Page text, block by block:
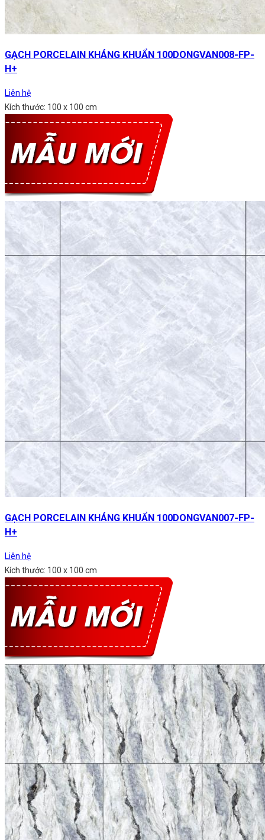
GẠCH PORCELAIN KHÁNG KHUẨN 100DONGVAN008-FP-
H+
Liên hệ
Kích thước: 100 x 100 cm
GẠCH PORCELAIN KHÁNG KHUẨN 100DONGVAN007-FP-
H+
Liên hệ
Kích thước: 100 x 100 cm